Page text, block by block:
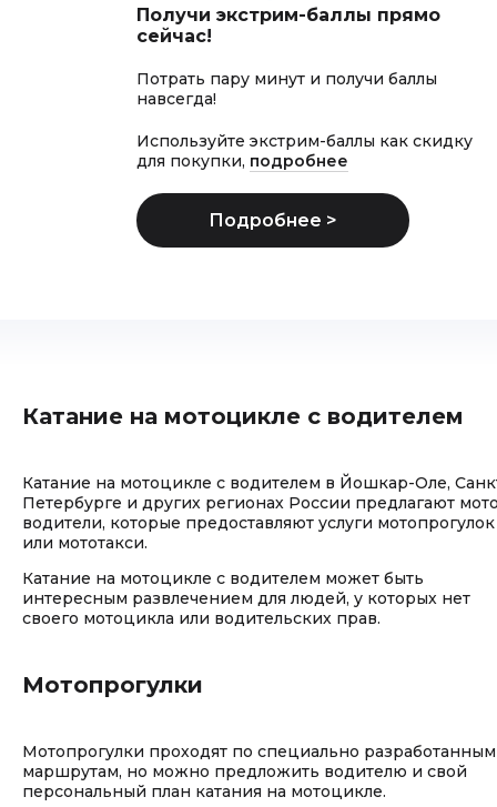
Получи экстрим-баллы прямо
сейчас!
Потрать пару минут и получи баллы
навсегда!
Используйте экстрим-баллы как скидку
для покупки, подробнее
Катание на мотоцикле с водителем
Катание на мотоцикле с водителем в Йошкар-Оле,
Петербурге и других регионах России предлагают
водители, которые предоставляют услуги мотопрогулок
или мототакси.
Катание на мотоцикле с водителем может быть
интересным развлечением для людей, у которых нет
своего мотоцикла или водительских прав.
Мотопрогулки
Мотопрогулки проходят по специально разработанным
маршрутам, но можно предложить водителю и свой
персональный план катания на мотоцикле.